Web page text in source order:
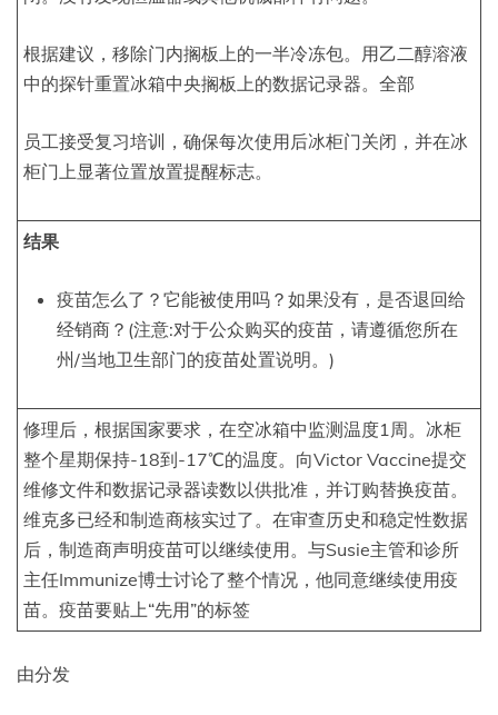
根据建议，移除门内搁板上的一半冷冻包。用乙二醇溶液
中的探针重置冰箱中央搁板上的数据记录器。全部
员工接受复习培训，确保每次使用后冰柜门关闭，并在冰
柜门上显著位置放置提醒标志。
结果
疫苗怎么了？它能被使用吗？如果没有，是否退回给
经销商？(注意:对于公众购买的疫苗，请遵循您所在
州/当地卫生部门的疫苗处置说明。)
修理后，根据国家要求，在空冰箱中监测温度1周。冰柜
整个星期保持-18到-17℃的温度。向Victor Vaccine提交
维修文件和数据记录器读数以供批准，并订购替换疫苗。
维克多已经和制造商核实过了。在审查历史和稳定性数据
后，制造商声明疫苗可以继续使用。与Susie主管和诊所
主任Immunize博士讨论了整个情况，他同意继续使用疫
苗。疫苗要贴上“先用”的标签
由分发